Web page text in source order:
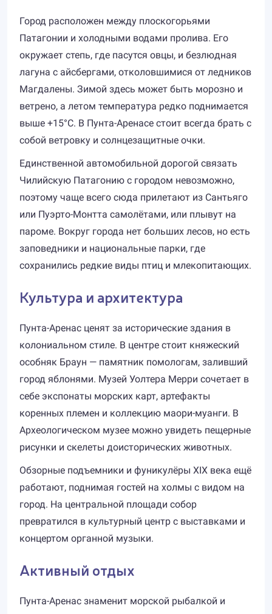
Город расположен между плоскогорьями
Патагонии и холодными водами пролива. Его
окружает степь, где пасутся овцы, и безлюдная
лагуна с айсбергами, отколовшимися от ледников
Магдалены. Зимой здесь может быть морозно и
ветрено, а летом температура редко поднимается
выше +15°C. В Пунта-Аренасе стоит всегда брать с
собой ветровку и солнцезащитные очки.
Единственной автомобильной дорогой связать
Чилийскую Патагонию с городом невозможно,
поэтому чаще всего сюда прилетают из Сантьяго
или Пуэрто-Монтта самолётами, или плывут на
пароме. Вокруг города нет больших лесов, но есть
заповедники и национальные парки, где
сохранились редкие виды птиц и млекопитающих.
Культура и архитектура
Пунта-Аренас ценят за исторические здания в
колониальном стиле. В центре стоит княжеский
особняк Браун — памятник помологам, заливший
город яблонями. Музей Уолтера Мерри сочетает в
себе экспонаты морских карт, артефакты
коренных племен и коллекцию маори-муанги. В
Археологическом музее можно увидеть пещерные
рисунки и скелеты доисторических животных.
Обзорные подъемники и фуникулёры XIX века ещё
работают, поднимая гостей на холмы с видом на
город. На центральной площади собор
превратился в культурный центр с выставками и
концертом органной музыки.
Активный отдых
Пунта-Аренас знаменит морской рыбалкой и